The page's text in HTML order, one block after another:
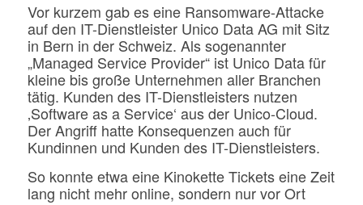
Vor kurzem gab es eine Ransomware-Attacke
auf den IT-Dienstleister Unico Data AG mit Sitz
in Bern in der Schweiz. Als sogenannter
„Managed Service Provider“ ist Unico Data für
kleine bis große Unternehmen aller Branchen
tätig. Kunden des IT-Dienstleisters nutzen
‚Software as a Service‘ aus der Unico-Cloud.
Der Angriff hatte Konsequenzen auch für
Kundinnen und Kunden des IT-Dienstleisters.
So konnte etwa eine Kinokette Tickets eine Zeit
lang nicht mehr online, sondern nur vor Ort